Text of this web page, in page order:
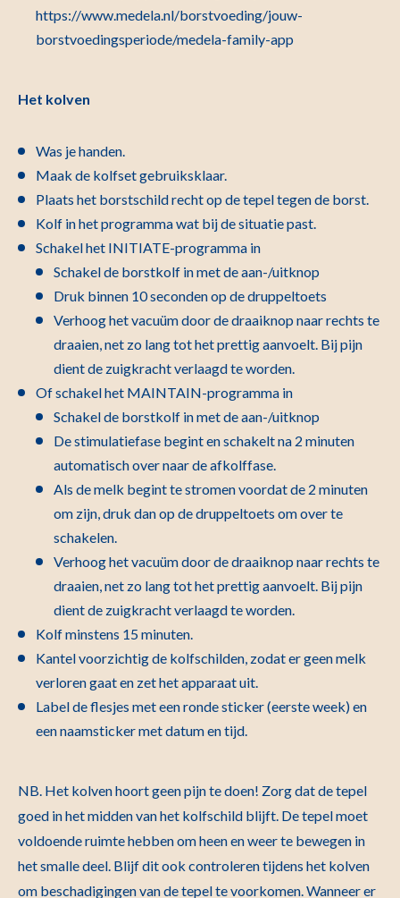
https://www.medela.nl/borstvoeding/jouw-
borstvoedingsperiode/medela-family-app
Het kolven
Was je handen.
Maak de kolfset gebruiksklaar.
Plaats het borstschild recht op de tepel tegen de borst.
Kolf in het programma wat bij de situatie past.
Schakel het INITIATE-programma in
Schakel de borstkolf in met de aan-/uitknop
Druk binnen 10 seconden op de druppeltoets
Verhoog het vacuüm door de draaiknop naar rechts te
draaien, net zo lang tot het prettig aanvoelt. Bij pijn
dient de zuigkracht verlaagd te worden.
Of schakel het MAINTAIN-programma in
Schakel de borstkolf in met de aan-/uitknop
De stimulatiefase begint en schakelt na 2 minuten
automatisch over naar de afkolffase.
Als de melk begint te stromen voordat de 2 minuten
om zijn, druk dan op de druppeltoets om over te
schakelen.
Verhoog het vacuüm door de draaiknop naar rechts te
draaien, net zo lang tot het prettig aanvoelt. Bij pijn
dient de zuigkracht verlaagd te worden.
Kolf minstens 15 minuten.
Kantel voorzichtig de kolfschilden, zodat er geen melk
verloren gaat en zet het apparaat uit.
Label de flesjes met een ronde sticker (eerste week) en
een naamsticker met datum en tijd.
NB. Het kolven hoort geen pijn te doen! Zorg dat de tepel
goed in het midden van het kolfschild blijft. De tepel moet
voldoende ruimte hebben om heen en weer te bewegen in
het smalle deel. Blijf dit ook controleren tijdens het kolven
om beschadigingen van de tepel te voorkomen. Wanneer er